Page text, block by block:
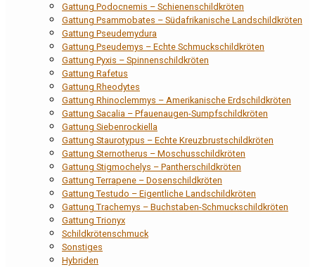
Gattung Podocnemis – Schienenschildkröten
Gattung Psammobates – Südafrikanische Landschildkröten
Gattung Pseudemydura
Gattung Pseudemys – Echte Schmuckschildkröten
Gattung Pyxis – Spinnenschildkröten
Gattung Rafetus
Gattung Rheodytes
Gattung Rhinoclemmys – Amerikanische Erdschildkröten
Gattung Sacalia – Pfauenaugen-Sumpfschildkröten
Gattung Siebenrockiella
Gattung Staurotypus – Echte Kreuzbrustschildkröten
Gattung Sternotherus – Moschusschildkröten
Gattung Stigmochelys – Pantherschildkröten
Gattung Terrapene – Dosenschildkröten
Gattung Testudo – Eigentliche Landschildkröten
Gattung Trachemys – Buchstaben-Schmuckschildkröten
Gattung Trionyx
Schildkrötenschmuck
Sonstiges
Hybriden